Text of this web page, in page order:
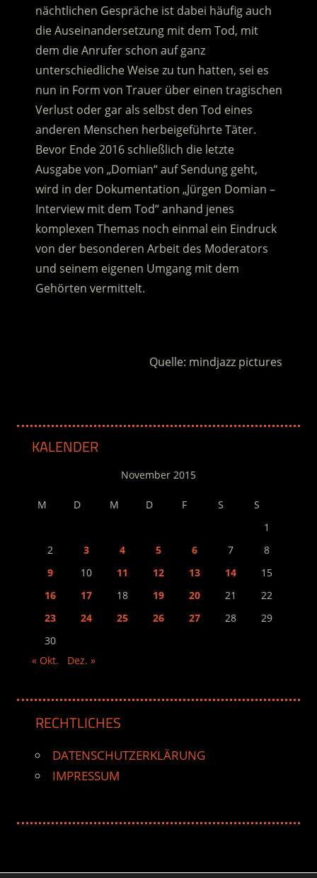
nächtlichen Gespräche ist dabei häufig auch
die Auseinandersetzung mit dem Tod, mit
dem die Anrufer schon auf ganz
unterschiedliche Weise zu tun hatten, sei es
nun in Form von Trauer über einen tragischen
Verlust oder gar als selbst den Tod eines
anderen Menschen herbeigeführte Täter.
Bevor Ende 2016 schließlich die letzte
Ausgabe von „Domian“ auf Sendung geht,
wird in der Dokumentation „Jürgen Domian –
Interview mit dem Tod“ anhand jenes
komplexen Themas noch einmal ein Eindruck
von der besonderen Arbeit des Moderators
und seinem eigenen Umgang mit dem
Gehörten vermittelt.
Quelle: mindjazz pictures
KALENDER
November 2015
M D M D F S
S
1
2
3 4 5 6 7
8
9
10 11 12 13 14
15
16
17 18 19 20 21
22
23
24 25 26 27 28
29
30
« Okt.
Dez. »
RECHTLICHES
DATENSCHUTZERKLÄRUNG
IMPRESSUM